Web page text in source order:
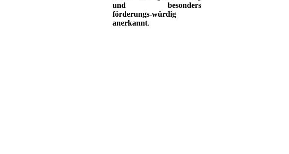
und besonders
förderungs-würdig
anerkannt.